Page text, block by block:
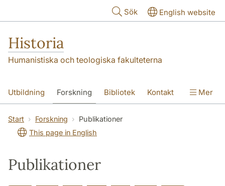
Sök English website
Historia
Humanistiska och teologiska fakulteterna
Utbildning Forskning Bibliotek Kontakt
Om oss
Mer
Start Forskning
Publikationer
This page in English
Publikationer